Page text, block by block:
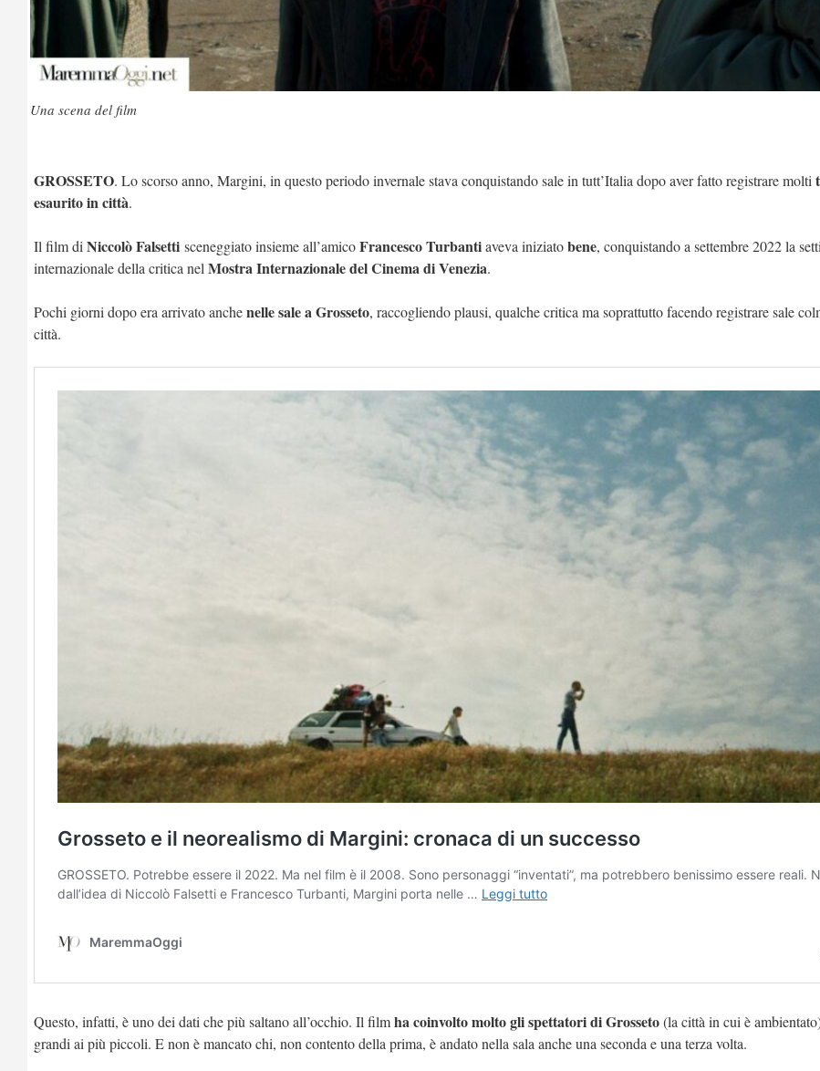
Una scena del film
GROSSETO. Lo scorso anno, Margini, in questo periodo invernale stava conquistando sale in tutt’Italia dopo aver fatto registrare molti
esaurito in città.
Il film di Niccolò Falsetti sceneggiato insieme all’amicoFrancesco Turbantiaveva iniziatobene, conquistando a settembre 2022 la
internazionale della critica nel Mostra Internazionale del Cinema di Venezia.
Pochi giorni dopo era arrivato anchenelle sale a Grosseto, raccogliendo plausi, qualche critica ma soprattutto facendo registrare sale
città.
Questo, infatti, è uno dei dati che più saltano all’occhio. Il filmha coinvolto molto gli spettatori di Grosseto(la città in cui è
grandi ai più piccoli. E non è mancato chi, non contento della prima, è andato nella sala anche una seconda e una terza volta.